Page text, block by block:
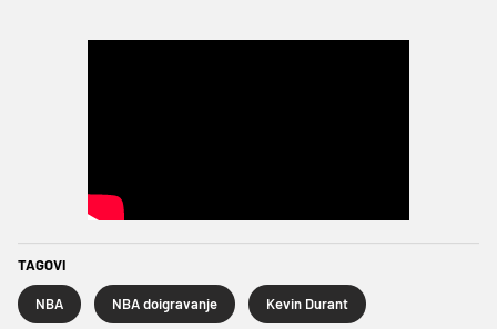
TAGOVI
NBA NBA doigravanje Kevin Durant